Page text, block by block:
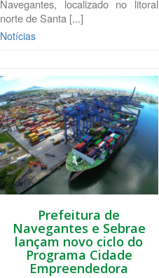
Navegantes, localizado no litoral
norte de Santa [...]
Notícias
Prefeitura de
Navegantes e Sebrae
lançam novo ciclo do
Programa Cidade
Empreendedora